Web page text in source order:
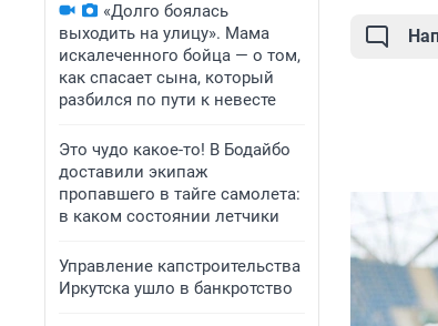
«Долго боялась
выходить на улицу». Мама
искалеченного бойца — о том,
как спасает сына, который
разбился по пути к невесте
Это чудо какое-то! В Бодайбо
доставили экипаж
пропавшего в тайге самолета:
в каком состоянии летчики
Управление капстроительства
Иркутска ушло в банкротство